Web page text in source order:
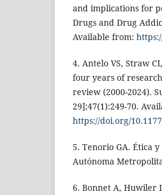
and implications for
Drugs and Drug
Available from:
4. Antelo VS, Straw
four years of
review (2000-2024).
29];47(1):249-70.
https://doi.org/
5. Tenorio GA. Ética
Autónoma
6. Bonnet A, Huwiler